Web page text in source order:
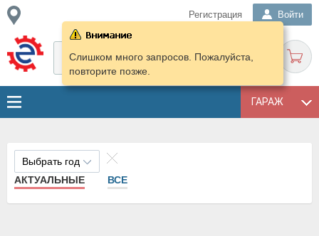
Регистрация Войти
ГАРАЖ
Слишком много запросов. Пожалуйста,
повторите позже.
Выбрать год
АКТУАЛЬНЫЕ
ВСЕ